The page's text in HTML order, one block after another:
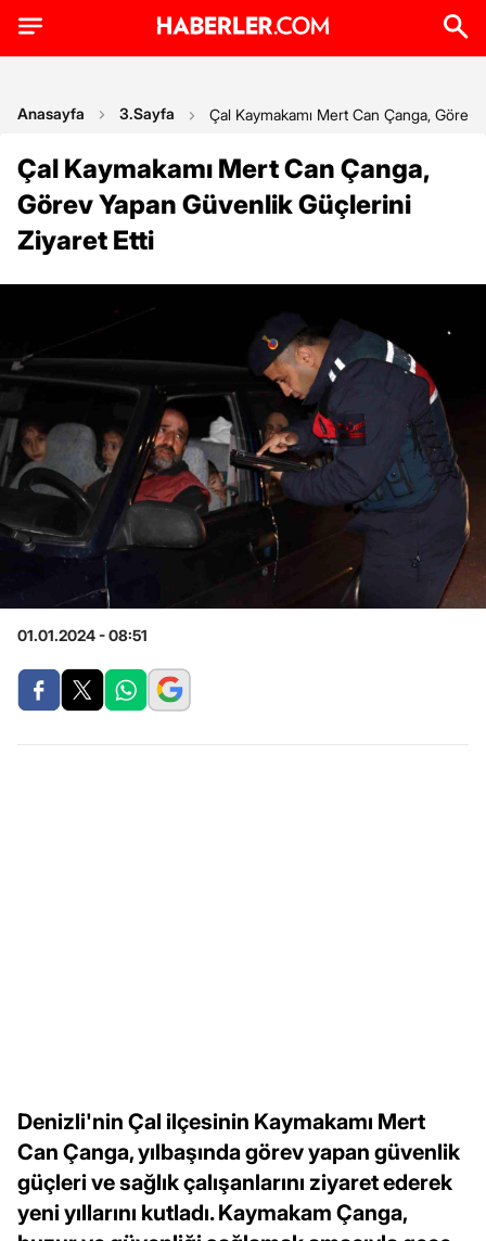
Anasayfa 3.Sayfa Çal Kaymakamı Mert Can Çanga,
Çal Kaymakamı Mert Can Çanga,
Görev Yapan Güvenlik Güçlerini
Ziyaret Etti
01.01.2024 - 08:51
Denizli'nin Çal ilçesinin Kaymakamı Mert
Can Çanga, yılbaşında görev yapan güvenlik
güçleri ve sağlık çalışanlarını ziyaret ederek
yeni yıllarını kutladı. Kaymakam Çanga,